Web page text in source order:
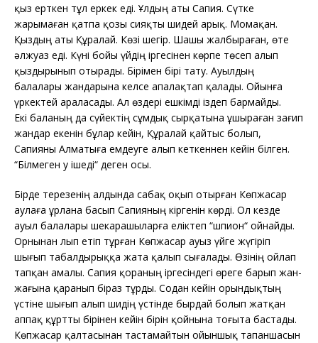
қыз ерткен тұл еркек еді. Ұлдың аты Сапия. Сүтке
жарымаған қатпа қозы сияқты шидей арық. Момақан.
Қыздың аты Құралай. Көзі шегір. Шашы жалбыраған, өте
әлжуаз еді. Күні бойы үйдің іргесінен көрпе төсеп алып
қыздырынып отырады. Бірімен бірі тату. Ауылдың
балалары жандарына келсе апалақтап қалады. Ойынға
үркектей араласады. Ал өздері ешкімді іздеп бармайды.
Екі баланың да сүйектің сұмдық сырқатына ұшыраған зағип
жандар екенін бұлар кейін, Құралай қайтыс болып,
Сапияны Алматыға емдеуге алып кеткеннен кейін білген.
“Білмеген у ішеді“ деген осы.
Бірде терезенің алдында сабақ оқып отырған Көпжасар
аулаға ұрлана басып Сапияның кіргенін көрді. Ол кезде
ауыл балалары шекарашыларға еліктеп “шпион“ ойнайды.
Орнынан лып етіп тұрған Көпжасар ауыз үйге жүгіріп
шығып табалдырыққа жата қалып сығалады. Өзінің ойлап
тапқан амалы. Сапия қораның іргесіндегі өреге барып жан-
жағына қаранып біраз тұрды. Содан кейін орындықтың
үстіне шығып алып шидің үстінде бырдай болып жатқан
аппақ құртты бірінен кейін бірін қойнына тоғыта бастады.
Көпжасар қалтасынан тастамайтын ойыншық тапаншасын